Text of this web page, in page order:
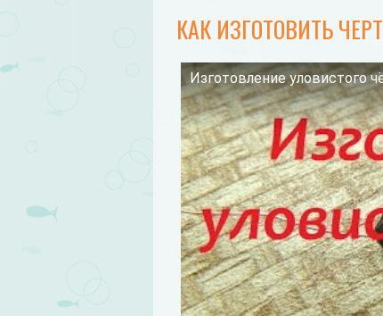
КАК ИЗГОТОВИТЬ
Изготовление уловистого
Смотрите это видео на YouTube